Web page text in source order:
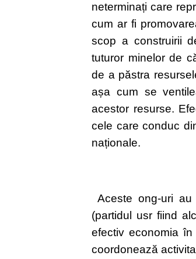
neterminați care
cum ar fi
scop a construirii
tuturor minelor de
de a păstra
așa cum se
acestor resurse.
cele care conduc
naționale.
Aceste ong-uri au
(partidul usr fiind
efectiv economia
coordonează